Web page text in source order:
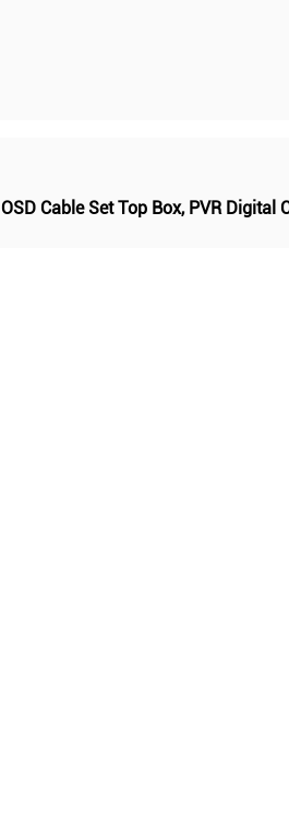
OSD Cable Set Top Box, PVR Digital